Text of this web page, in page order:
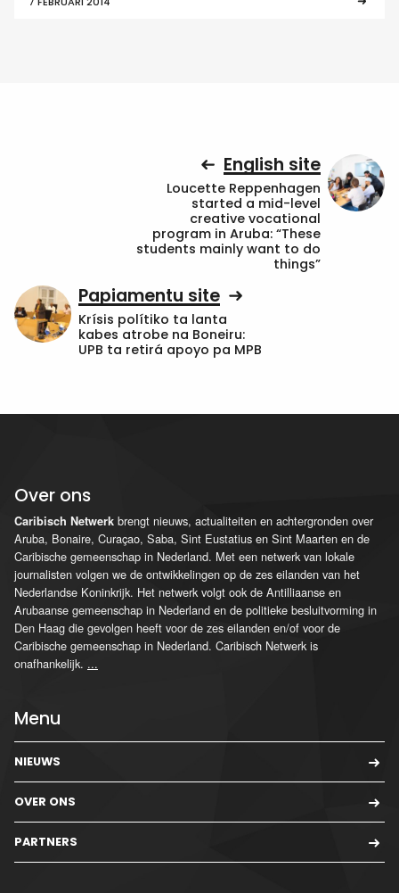
English site
Loucette Reppenhagen
started a mid-level
creative vocational
program in Aruba: “These
students mainly want to do
things”
Papiamentu site
Krísis polítiko ta lanta
kabes atrobe na Boneiru:
UPB ta retirá apoyo pa MPB
Over ons
Caribisch Netwerk brengt nieuws, actualiteiten en achtergronden over
Aruba, Bonaire, Curaçao, Saba, Sint Eustatius en Sint Maarten en de
Caribische gemeenschap in Nederland. Met een netwerk van lokale
journalisten volgen we de ontwikkelingen op de zes eilanden van het
Nederlandse Koninkrijk. Het netwerk volgt ook de Antilliaanse en
Arubaanse gemeenschap in Nederland en de politieke besluitvorming in
Den Haag die gevolgen heeft voor de zes eilanden en/of voor de
Caribische gemeenschap in Nederland. Caribisch Netwerk is
onafhankelijk. ...
Menu
NIEUWS
OVER ONS
PARTNERS